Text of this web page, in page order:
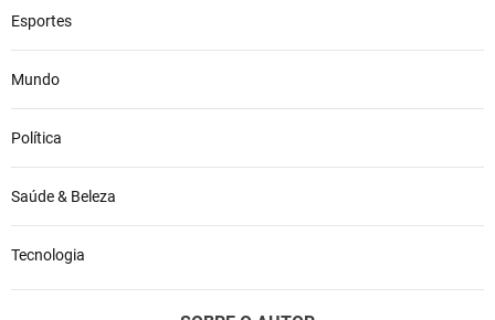
Esportes
Mundo
Política
Saúde & Beleza
Tecnologia